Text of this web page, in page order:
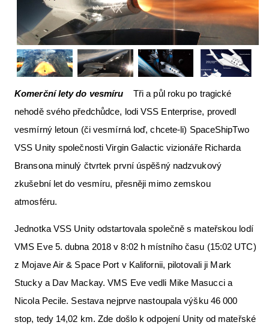
Komerční lety do vesmíru
Tři a půl roku po tragické
nehodě svého předchůdce, lodi VSS Enterprise, provedl
vesmírný letoun (či vesmírná loď, chcete-li) SpaceShipTwo
VSS Unity společnosti Virgin Galactic vizionáře Richarda
Bransona minulý čtvrtek první úspěšný nadzvukový
zkušební let do vesmíru, přesněji mimo zemskou
atmosféru.
Jednotka VSS Unity odstartovala společně s mateřskou lodí
VMS Eve 5. dubna 2018 v 8:02 h místního času (15:02 UTC)
z Mojave Air & Space Port v Kalifornii, pilotovali ji Mark
Stucky a Dav Mackay. VMS Eve vedli Mike Masucci a
Nicola Pecile. Sestava nejprve nastoupala výšku 46 000
stop, tedy 14,02 km. Zde došlo k odpojení Unity od mateřské
Letecká muzea
VFR Communication app
The SAFE Guide app
Inzerujte s námi
E-SHOP